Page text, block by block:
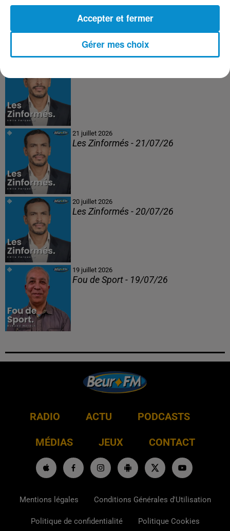
Les Zinformés - 23/07/26
21 juillet 2026
Les Zinformés - 21/07/26
20 juillet 2026
Les Zinformés - 20/07/26
19 juillet 2026
Fou de Sport - 19/07/26
RADIO ACTU PODCASTS
MÉDIAS JEUX CONTACT
Mentions légales Conditions Générales d'Utilisation
Politique de confidentialité Politique Cookies
Gérer mes choix
Accepter et fermer